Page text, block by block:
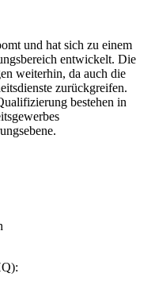
und hat sich zu einem
entwickelt. Die
weiterhin, da auch die
zurückgreifen.
bestehen in